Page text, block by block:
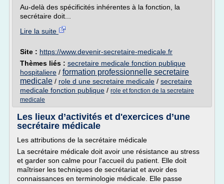
Au-delà des spécificités inhérentes à la fonction, la
secrétaire doit...
Lire la suite
Site : https://www.devenir-secretaire-medicale.fr
Thèmes liés : secretaire medicale fonction publique
hospitaliere / formation professionnelle secretaire
medicale / role d une secretaire medicale / secretaire
medicale fonction publique / role et fonction de la secretaire
medicale
Les lieux d’activités et d'exercices d’une
secrétaire médicale
Les attributions de la secrétaire médicale
La secrétaire médicale doit avoir une résistance au stress
et garder son calme pour l'accueil du patient. Elle doit
maîtriser les techniques de secrétariat et avoir des
connaissances en terminologie médicale. Elle passe